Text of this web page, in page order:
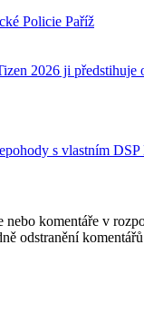
Policie Paříž
2026 ji předstihuje
s vlastním DSP
komentáře v
odstranění